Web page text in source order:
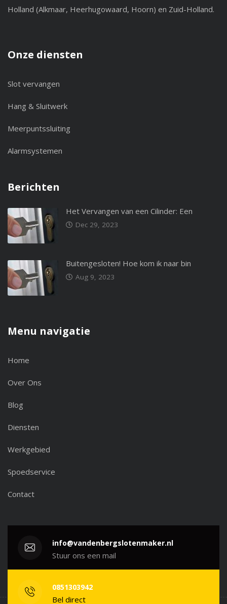
Holland (Alkmaar, Heerhugowaard, Hoorn) en Zuid-Holland.
Onze diensten
Slot vervangen
Hang & Sluitwerk
Meerpuntssluiting
Alarmsystemen
Berichten
Het Vervangen van een Cilinder: Een
Dec 29, 2023
Buitengesloten! Hoe kom ik naar bin
Aug 9, 2023
Menu navigatie
Home
Over Ons
Blog
Diensten
Werkgebied
Spoedservice
Contact
info@vandenbergslotenmaker.nl
Stuur ons een mail
0851303942
Bel direct